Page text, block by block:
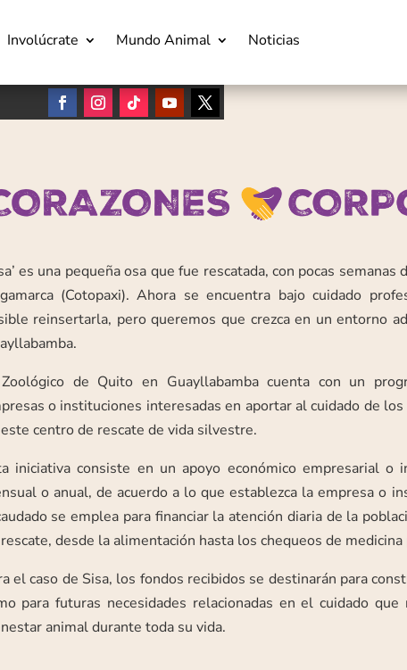
Involúcrate Mundo Animal Noticias
es una pequeña osa que fue rescatada, con pocas
(Cotopaxi). Ahora se encuentra bajo cuidado
reinsertarla, pero queremos que crezca en un entorno
de Quito en Guayllabamba cuenta con un
o instituciones interesadas en aportar al cuidado de
centro de rescate de vida silvestre.
iniciativa consiste en un apoyo económico empresarial
o anual, de acuerdo a lo que establezca la empresa o
se emplea para financiar la atención diaria de la
desde la alimentación hasta los chequeos de
el caso de Sisa, los fondos recibidos se destinarán para
para futuras necesidades relacionadas en el cuidado
animal durante toda su vida.